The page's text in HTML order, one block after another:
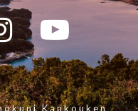
Kankouken